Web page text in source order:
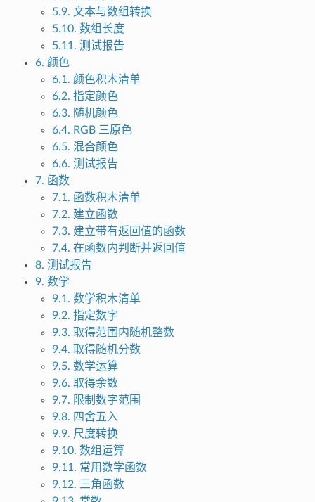
5.9. 文本与数组转换
5.10. 数组长度
5.11. 测试报告
6. 颜色
6.1. 颜色积木清单
6.2. 指定颜色
6.3. 随机颜色
6.4. RGB 三原色
6.5. 混合颜色
6.6. 测试报告
7. 函数
7.1. 函数积木清单
7.2. 建立函数
7.3. 建立带有返回值的函数
7.4. 在函数内判断并返回值
8. 测试报告
9. 数学
9.1. 数学积木清单
9.2. 指定数字
9.3. 取得范围内随机整数
9.4. 取得随机分数
9.5. 数学运算
9.6. 取得余数
9.7. 限制数字范围
9.8. 四舍五入
9.9. 尺度转换
9.10. 数组运算
9.11. 常用数学函数
9.12. 三角函数